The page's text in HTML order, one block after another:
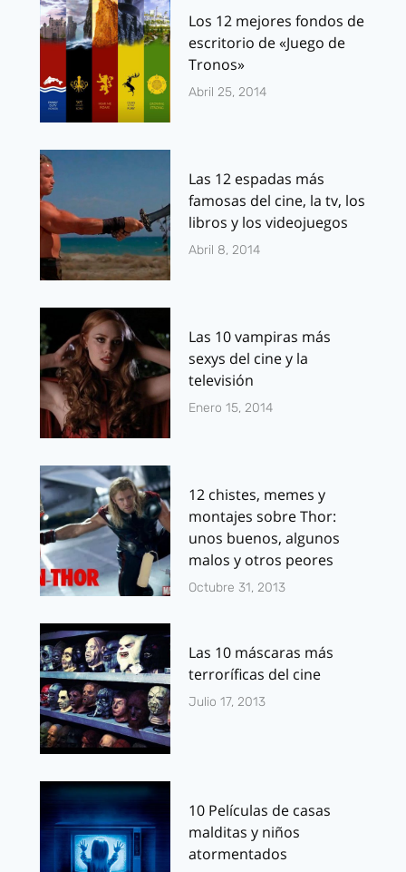
Los 12 mejores fondos de
escritorio de «Juego de
Tronos»
Abril 25, 2014
Las 12 espadas más
famosas del cine, la tv, los
libros y los videojuegos
Abril 8, 2014
Las 10 vampiras más
sexys del cine y la
televisión
Enero 15, 2014
12 chistes, memes y
montajes sobre Thor:
unos buenos, algunos
malos y otros peores
Octubre 31, 2013
Las 10 máscaras más
terroríficas del cine
Julio 17, 2013
10 Películas de casas
malditas y niños
atormentados